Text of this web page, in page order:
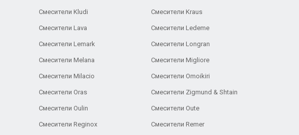
Смесители Kludi Смесители Kraus
Смесители Lava Смесители Ledeme
Смесители Lemark Смесители Longran
Смесители Melana Смесители Migliore
Смесители Milacio Смесители Omoikiri
Смесители Oras Смесители Zigmund & Shtain
Смесители Oulin Смесители Oute
Смесители Reginox Смесители Remer